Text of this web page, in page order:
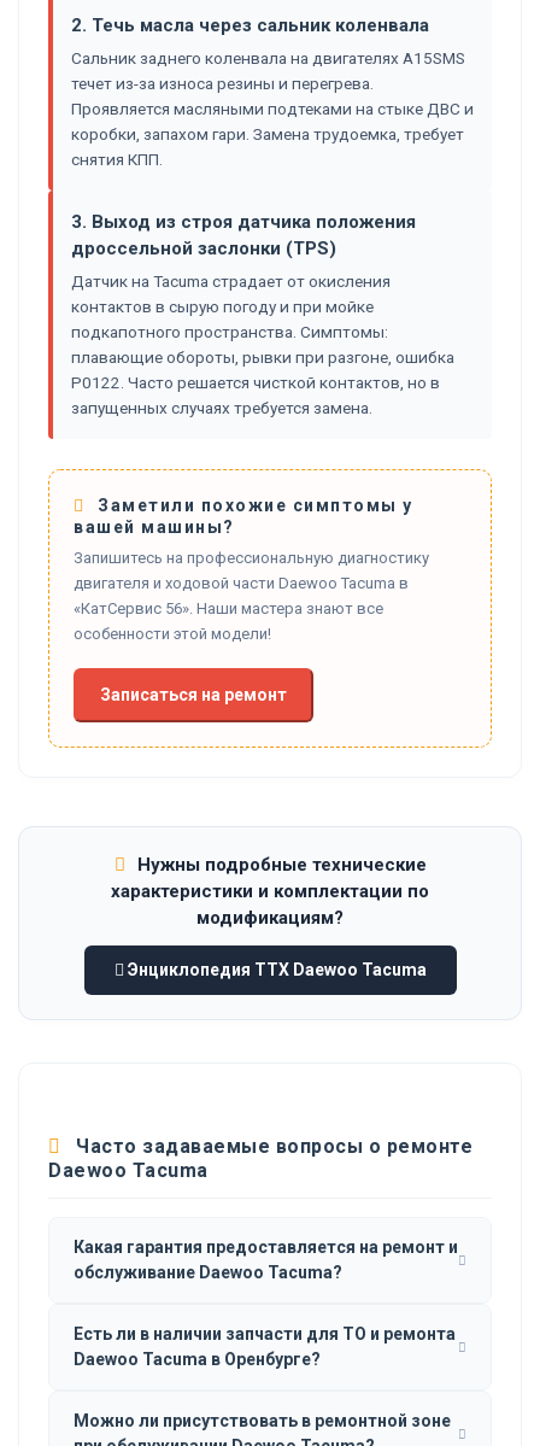
2. Течь масла через сальник коленвала
Сальник заднего коленвала на двигателях A15SMS
течет из-за износа резины и перегрева.
Проявляется масляными подтеками на стыке ДВС и
коробки, запахом гари. Замена трудоемка, требует
снятия КПП.
3. Выход из строя датчика положения
дроссельной заслонки (TPS)
Датчик на Tacuma страдает от окисления
контактов в сырую погоду и при мойке
подкапотного пространства. Симптомы:
плавающие обороты, рывки при разгоне, ошибка
P0122. Часто решается чисткой контактов, но в
запущенных случаях требуется замена.
Заметили похожие симптомы у
вашей машины?
Запишитесь на профессиональную диагностику
двигателя и ходовой части Daewoo Tacuma в
«КатСервис 56». Наши мастера знают все
особенности этой модели!
Записаться на ремонт
Нужны подробные технические
характеристики и комплектации по
модификациям?
Энциклопедия ТТХ Daewoo Tacuma
Часто задаваемые вопросы о ремонте
Daewoo Tacuma
Какая гарантия предоставляется на ремонт и
обслуживание Daewoo Tacuma?
Есть ли в наличии запчасти для ТО и ремонта
Daewoo Tacuma в Оренбурге?
Можно ли присутствовать в ремонтной зоне